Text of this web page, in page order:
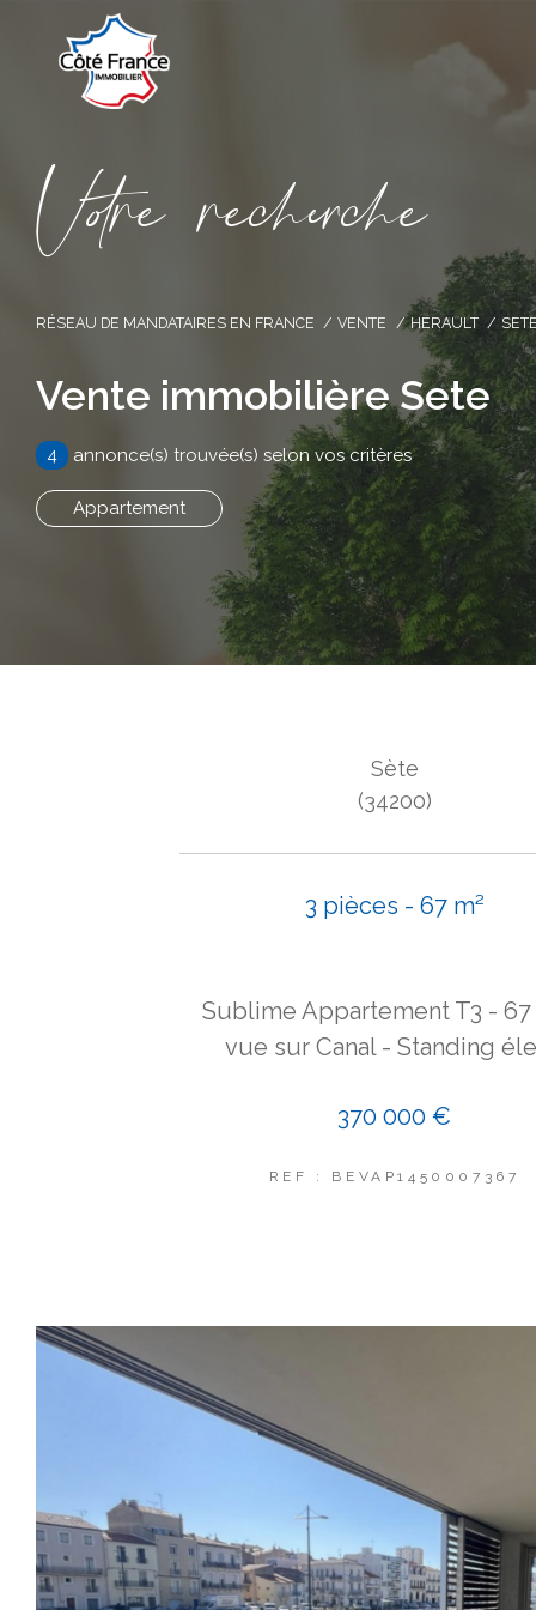
Vore recece
RÉSEAU DE MANDATAIRES EN FRANCE VENTE HERAULT
Vente immobilière Sete
4 annonce(s) trouvée(s) selon vos critères
Appartement
Sète
(34200)
3 pièces - 67 m²
Sublime Appartement T3 - 67
vue sur Canal - Standing
370 000 €
REF : BEVAP1450007367